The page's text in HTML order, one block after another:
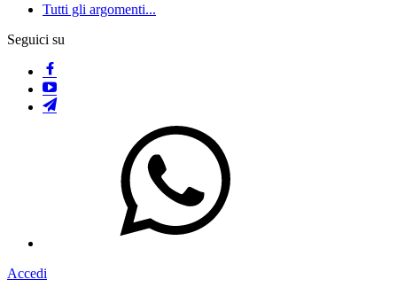
Tutti gli argomenti...
Seguici su
Accedi